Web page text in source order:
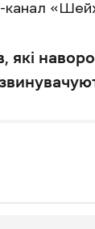
канал
які